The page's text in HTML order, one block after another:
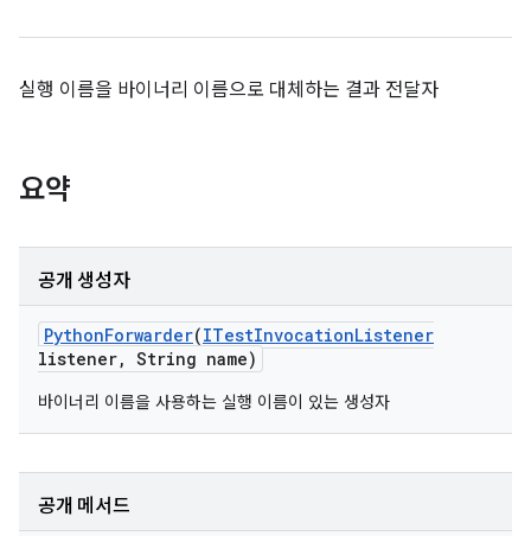
실행 이름을 바이너리 이름으로 대체하는 결과 전달자
요약
공개 생성자
PythonForwarder(ITestInvocationListener
listener, String name)
바이너리 이름을 사용하는 실행 이름이 있는 생성자
공개 메서드